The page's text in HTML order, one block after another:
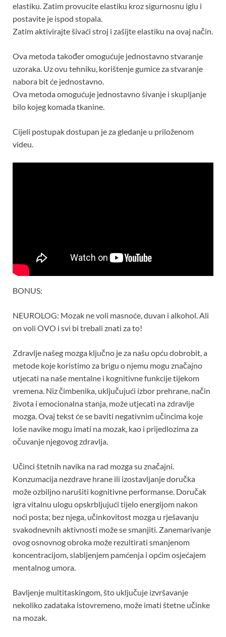
elastiku. Zatim provucite elastiku kroz sigurnosnu iglu i
postavite je ispod stopala.
Zatim aktivirajte šivaći stroj i zašijte elastiku na ovaj način.
Ova metoda također omogućuje jednostavno stvaranje
uzoraka. Uz ovu tehniku, korištenje gumice za stvaranje
nabora bit će jednostavno.
Ova metoda omogućuje jednostavno šivanje i skupljanje
bilo kojeg komada tkanine.
Cijeli postupak dostupan je za gledanje u priloženom
videu.
BONUS:
NEUROLOG: Mozak ne voli masnoće, duvan i alkohol. Ali
on voli OVO i svi bi trebali znati za to!
Zdravlje našeg mozga ključno je za našu opću dobrobit, a
metode koje koristimo za brigu o njemu mogu značajno
utjecati na naše mentalne i kognitivne funkcije tijekom
vremena. Niz čimbenika, uključujući izbor prehrane, način
života i emocionalna stanja, može utjecati na zdravlje
mozga. Ovaj tekst će se baviti negativnim učincima koje
loše navike mogu imati na mozak, kao i prijedlozima za
očuvanje njegovog zdravlja.
Učinci štetnih navika na rad mozga su značajni.
Konzumacija nezdrave hrane ili izostavljanje doručka
može ozbiljno narušiti kognitivne performanse. Doručak
igra vitalnu ulogu opskrbljujući tijelo energijom nakon
noći posta; bez njega, učinkovitost mozga u rješavanju
svakodnevnih aktivnosti može se smanjiti. Zanemarivanje
ovog osnovnog obroka može rezultirati smanjenom
koncentracijom, slabljenjem pamćenja i općim osjećajem
mentalnog umora.
Bavljenje multitaskingom, što uključuje izvršavanje
nekoliko zadataka istovremeno, može imati štetne učinke
na mozak.